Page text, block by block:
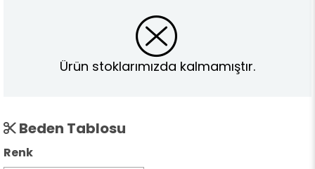
Ürün stoklarımızda kalmamıştır.
Beden Tablosu
Renk